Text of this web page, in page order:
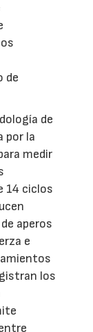
de
de
por la
medir
14 ciclos
aperos
e
los